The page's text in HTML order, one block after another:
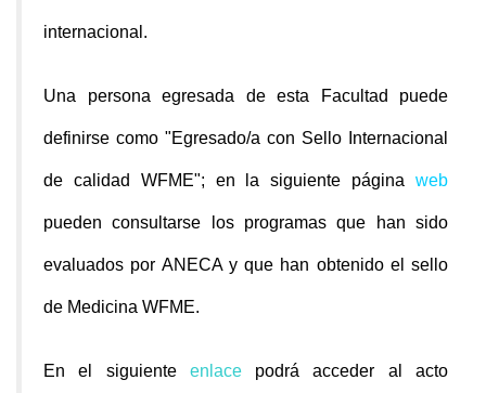
internacional.
Una persona egresada de esta Facultad puede
definirse como "Egresado/a con Sello Internacional
de calidad WFME"; en la siguiente página web
pueden consultarse los programas que han sido
evaluados por ANECA y que han obtenido el sello
de Medicina WFME.
En el siguiente enlace podrá acceder al acto